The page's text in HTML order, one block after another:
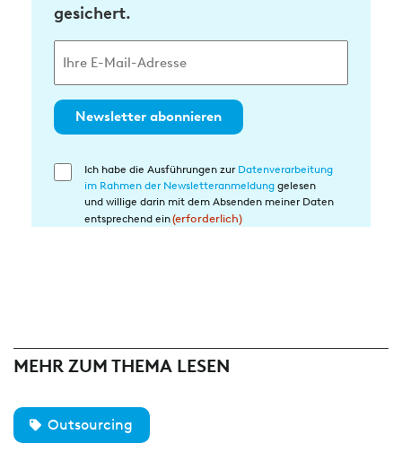
gesichert.
Newsletter abonnieren
Einwilligung
Ich habe die Ausführungen zur Datenverarbeitung
im Rahmen der Newsletteranmeldung gelesen
und willige darin mit dem Absenden meiner Daten
entsprechend ein(erforderlich)
MEHR ZUM THEMA LESEN
Outsourcing